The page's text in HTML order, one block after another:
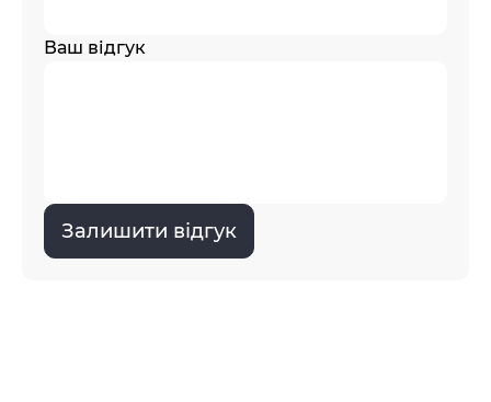
Ваш відгук
Залишити відгук